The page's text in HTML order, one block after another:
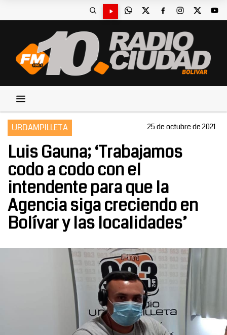
URDAMPILLETA 25 de octubre de 2021
Luis Gauna; ‘Trabajamos
codo a codo con el
intendente para que la
Agencia siga creciendo en
Bolívar y las localidades’